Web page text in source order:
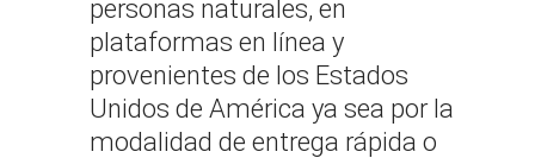
personas naturales, en
plataformas en línea y
provenientes de los Estados
Unidos de América ya sea por la
modalidad de entrega rápida o